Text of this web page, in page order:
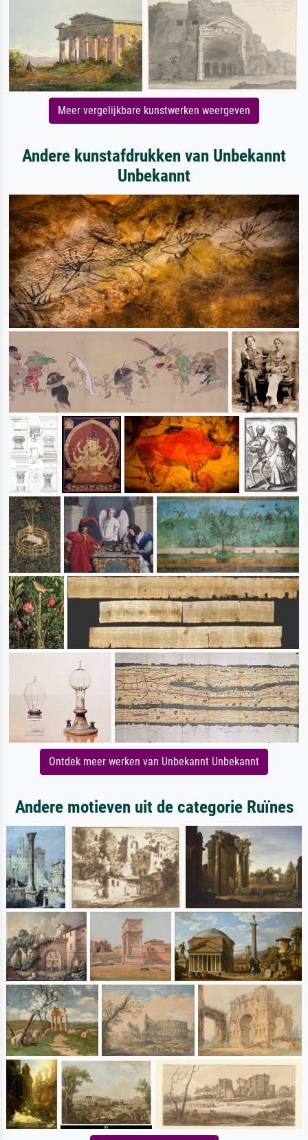
Meer vergelijkbare kunstwerken weergeven
Andere kunstafdrukken van Unbekannt
Unbekannt
Ontdek meer werken van Unbekannt Unbekannt
Andere motieven uit de categorie Ruïnes